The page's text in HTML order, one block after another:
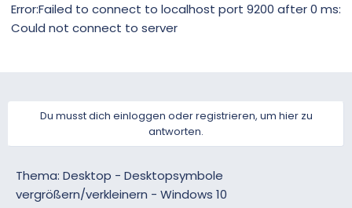
Error:Failed to connect to localhost port 9200 after 0 ms:
Could not connect to server
Du musst dich einloggen oder registrieren, um hier zu
antworten.
Thema: Desktop - Desktopsymbole
vergrößern/verkleinern - Windows 10